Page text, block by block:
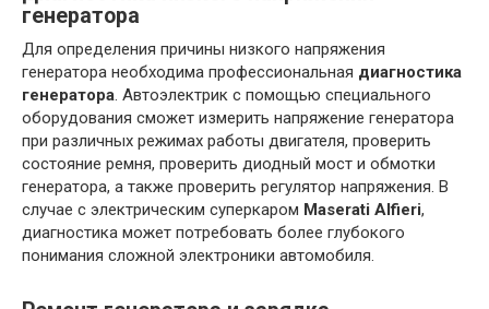
генератора
Для определения причины низкого напряжения
генератора необходима профессиональная диагностика
генератора. Автоэлектрик с помощью специального
оборудования сможет измерить напряжение генератора
при различных режимах работы двигателя, проверить
состояние ремня, проверить диодный мост и обмотки
генератора, а также проверить регулятор напряжения. В
случае с электрическим суперкаром Maserati Alfieri,
диагностика может потребовать более глубокого
понимания сложной электроники автомобиля.